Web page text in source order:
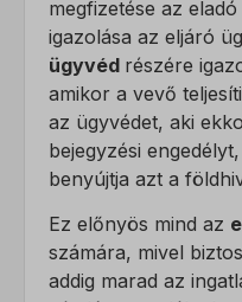
megfizetése az
igazolása az eljáró
ügyvéd részére
amikor a vevő
az ügyvédet, aki
bejegyzési
benyújtja azt a
Ez előnyös mind az
számára, mivel
addig marad az
mhcookie
PHPSESSID
wordpress_logged_in_*
wp_lang
wp-settings-*
gyűjtenek, amelyek
nyerjünk abba, hogyan
weboldalunkkal.
_ga
_ga_*
Marketing
A marketing
látogatók nyomon
weboldalakon.